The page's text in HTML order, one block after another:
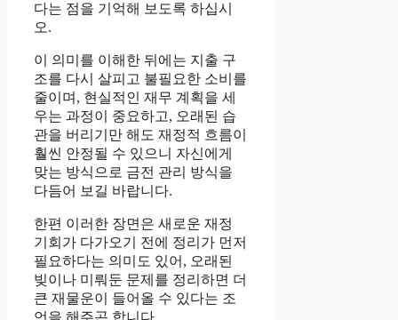
다는 점을 기억해 보도록 하십시
오.
이 의미를 이해한 뒤에는 지출 구
조를 다시 살피고 불필요한 소비를
줄이며, 현실적인 재무 계획을 세
우는 과정이 중요하고, 오래된 습
관을 버리기만 해도 재정적 흐름이
훨씬 안정될 수 있으니 자신에게
맞는 방식으로 금전 관리 방식을
다듬어 보길 바랍니다.
한편 이러한 장면은 새로운 재정
기회가 다가오기 전에 정리가 먼저
필요하다는 의미도 있어, 오래된
빚이나 미뤄둔 문제를 정리하면 더
큰 재물운이 들어올 수 있다는 조
언을 해주곤 합니다.